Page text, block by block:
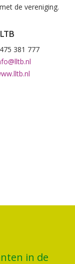
de vereniging.
381 777
in de